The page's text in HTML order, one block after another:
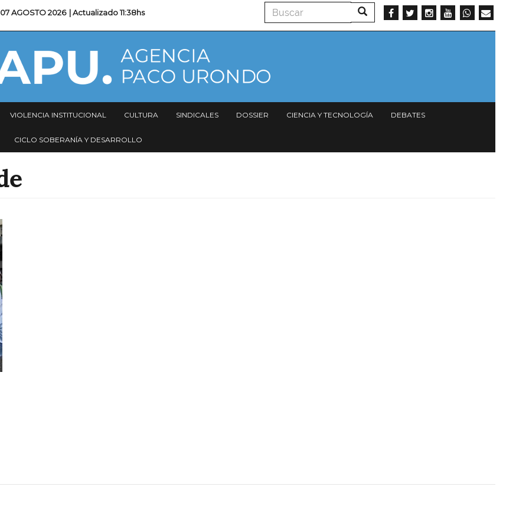
07 AGOSTO 2026 | Actualizado11:38hs Buscar Buscar
VIOLENCIA INSTITUCIONAL CULTURA SINDICALES DOSSIER CIENCIA Y TECNOLOGÍA DEBATES
CICLO SOBERANÍA Y DESARROLLO